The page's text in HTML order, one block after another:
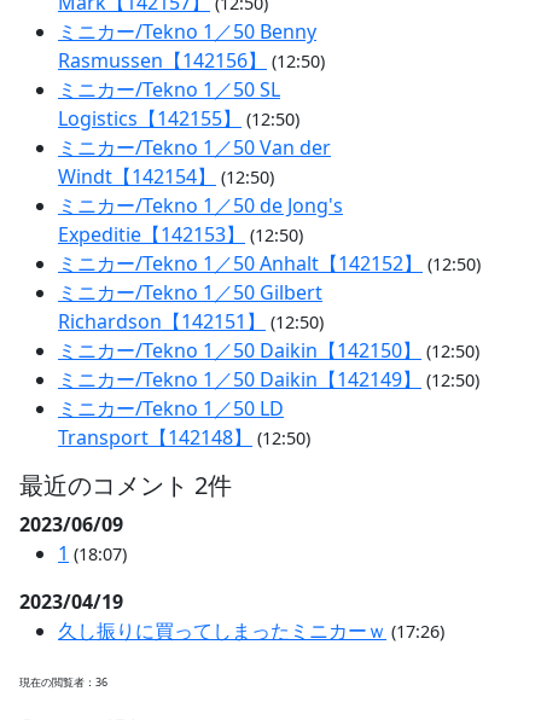
ミニカー/Tekno 1／50 Benny
Rasmussen【142156】
(12:50)
ミニカー/Tekno 1／50 SL
Logistics【142155】
(12:50)
ミニカー/Tekno 1／50 Van der
Windt【142154】
(12:50)
ミニカー/Tekno 1／50 de Jong's
Expeditie【142153】
(12:50)
ミニカー/Tekno 1／50 Anhalt【142152】 (12:50)
ミニカー/Tekno 1／50 Gilbert
Richardson【142151】
(12:50)
ミニカー/Tekno 1／50 Daikin【142150】 (12:50)
ミニカー/Tekno 1／50 Daikin【142149】 (12:50)
ミニカー/Tekno 1／50 LD
Transport【142148】
(12:50)
最近のコメント 2件
2023/06/09
1 (18:07)
2023/04/19
久し振りに買ってしまったミニカーｗ (17:26)
現在の閲覧者：36